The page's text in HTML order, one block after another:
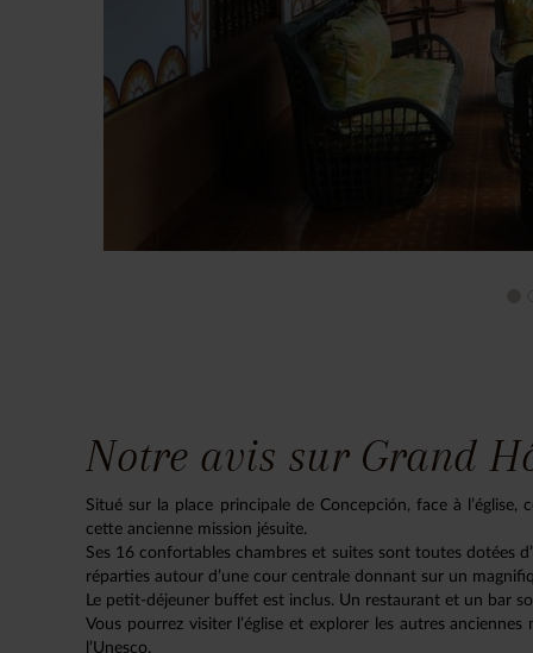
Notre avis sur Grand
Situé sur la place principale de Concepción, face à
cette ancienne mission jésuite.
Ses 16 confortables chambres et suites sont toutes dotées
réparties autour d’une cour centrale donnant sur un
Le petit-déjeuner buffet est inclus. Un restaurant et un bar
Vous pourrez visiter l’église et explorer les autres
l’Unesco.